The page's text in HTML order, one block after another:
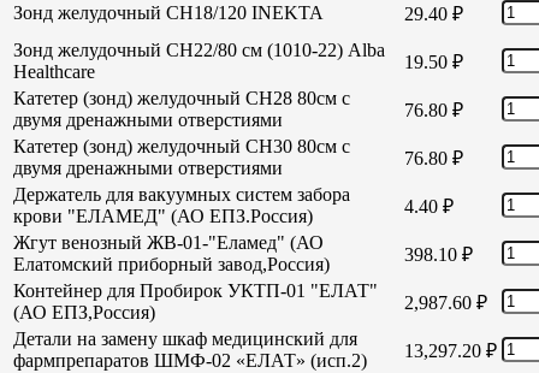
Зонд желудочный СН18/120 INEKTA 29.40 ₽
Зонд желудочный СН22/80 см (1010-22) Alba
Healthcare
19.50 ₽
Катетер (зонд) желудочный СН28 80см с
двумя дренажными отверстиями
76.80 ₽
Катетер (зонд) желудочный СН30 80см с
двумя дренажными отверстиями
76.80 ₽
Держатель для вакуумных систем забора
крови "ЕЛАМЕД" (АО ЕПЗ.Россия)
4.40 ₽
Жгут венозный ЖВ-01-"Еламед" (АО
Елатомский приборный завод,Россия)
398.10 ₽
Контейнер для Пробирок УКТП-01 "ЕЛАТ"
(АО ЕПЗ,Россия)
2,987.60 ₽
Детали на замену шкаф медицинский для
фармпрепаратов ШМФ-02 «ЕЛАТ» (исп.2)
13,297.20 ₽